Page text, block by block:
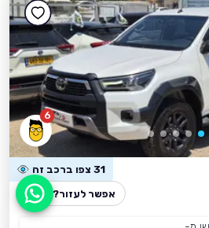
6
31 צפו ברכב זה
אפשר לעזור?